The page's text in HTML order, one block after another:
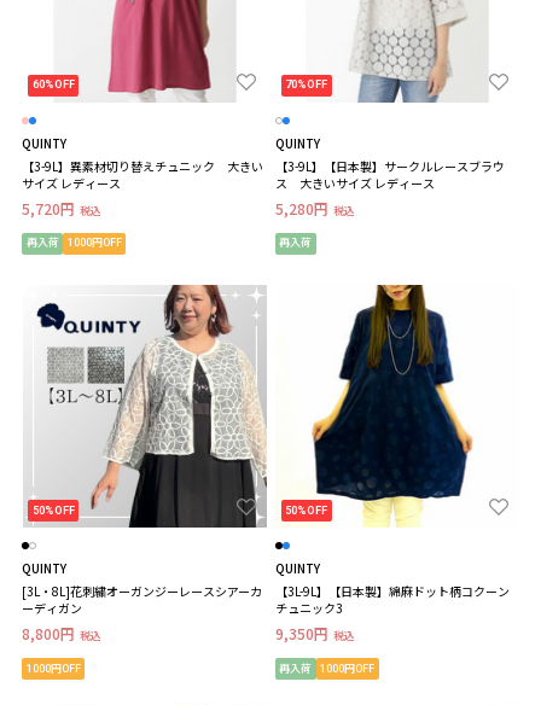
60%OFF
QUINTY
【3-9L】異素材切り替えチュニック 大きい
サイズ レディース
5,720円 税込
再入荷 1000円OFF
70%OFF
QUINTY
【3-9L】【日本製】サークルレースブラウ
ス 大きいサイズ レディース
5,280円 税込
再入荷
50%OFF
QUINTY
[3L・8L]花刺繍オーガンジーレースシアーカ
ーディガン
8,800円 税込
1000円OFF
50%OFF
QUINTY
【3L-9L】【日本製】綿麻ドット柄コクーン
チュニック3
9,350円 税込
再入荷 1000円OFF